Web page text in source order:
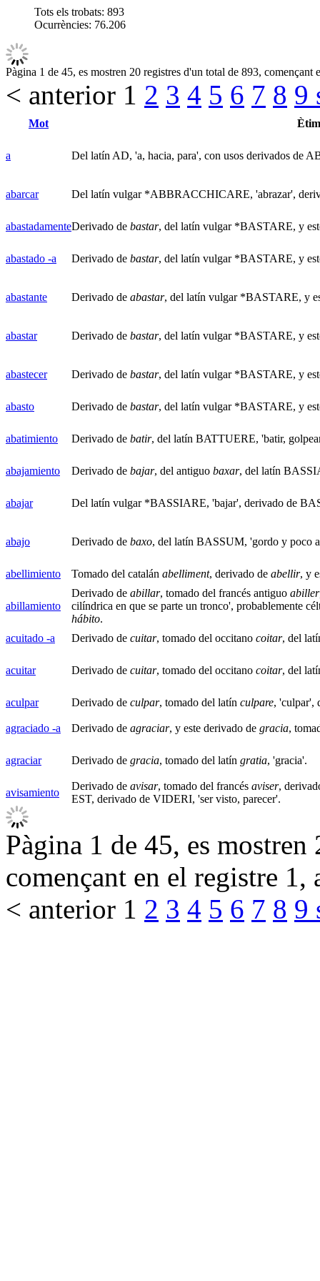
Tots els trobats: 893
Ocurrències: 76.206
Pàgina 1 de 45, es mostren 20 registres d'un total de 893, començant
< anterior 1 2 3 4 5 6 7 8 9
Mot Ètim
a Del latín AD, 'a, hacia, para', con usos derivados de
abarcar Del latín vulgar *ABBRACCHICARE, 'abrazar',
abastadamenteDerivado de bastar, del latín vulgar *BASTARE, y
abastado -a Derivado de bastar, del latín vulgar *BASTARE, y
abastante Derivado de abastar, del latín vulgar *BASTARE, y
abastar Derivado de bastar, del latín vulgar *BASTARE, y
abastecer Derivado de bastar, del latín vulgar *BASTARE, y
abasto Derivado de bastar, del latín vulgar *BASTARE, y
abatimiento Derivado de batir, del latín BATTUERE, 'batir,
abajamiento Derivado de bajar, del antiguo baxar, del latín
abajar Del latín vulgar *BASSIARE, 'bajar', derivado de
abajo Derivado de baxo, del latín BASSUM, 'gordo y poco
abellimiento Tomado del catalán abelliment, derivado de abellir, y
abillamiento
Derivado de abillar, tomado del francés antiguo abiller
cilíndrica en que se parte un tronco', probablemente
hábito.
acuitado -a
Derivado de cuitar, tomado del occitano coitar, del
acuitar Derivado de cuitar, tomado del occitano coitar, del
aculpar Derivado de culpar, tomado del latín culpare, 'culpar',
agraciado -a Derivado de agraciar, y este derivado de gracia,
agraciar Derivado de gracia, tomado del latín gratia, 'gracia'.
avisamiento
Derivado de avisar, tomado del francés aviser,
EST, derivado de VIDERI, 'ser visto, parecer'.
Pàgina 1 de 45, es
començant en el registre 1,
< anterior 1 2 3 4 5 6 7 8 9